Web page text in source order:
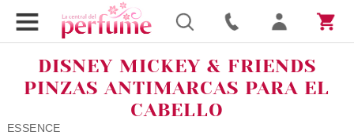
DISNEY MICKEY & FRIENDS
PINZAS ANTIMARCAS PARA EL
CABELLO
ESSENCE